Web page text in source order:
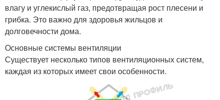
влагу и углекислый газ, предотвращая рост плесени и
грибка. Это важно для здоровья жильцов и
долговечности дома.
Основные системы вентиляции
Существует несколько типов вентиляционных систем,
каждая из которых имеет свои особенности.